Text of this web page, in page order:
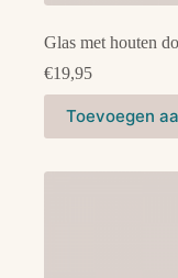
Glas met houten
€19,95
Toevoegen